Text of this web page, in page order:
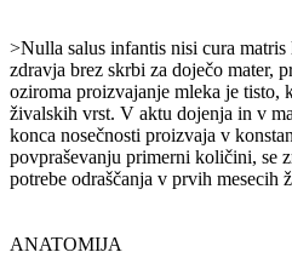
>Nulla salus infantis nisi cura
zdravja brez skrbi za doječo mater,
oziroma proizvajanje mleka je tisto,
živalskih vrst. V aktu dojenja in v
konca nosečnosti proizvaja v
povpraševanju primerni količini, se
potrebe odraščanja v prvih mesecih
ANATOMIJA